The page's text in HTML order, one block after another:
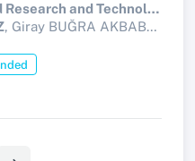
European Food Research and Technology
, Giray BUĞRA AKBABA, Füreya ELİF ÖZTÜRKKAN